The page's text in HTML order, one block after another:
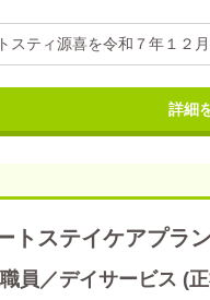
スティ源喜を令和７年１２
詳細
トステイケアプラ
員／デイサービス (